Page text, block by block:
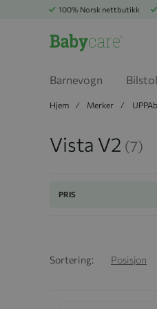
100% Norsk nettbutikk
Barnevogn Bilstol
Hjem Merker
Vista V2 (7)
Sortering: Posisjon
PRIS